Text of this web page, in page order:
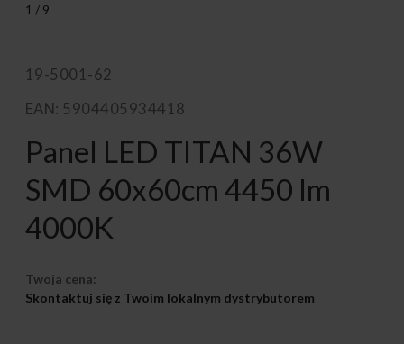
1 / 9
19-5001-62
EAN: 5904405934418
Panel LED TITAN 36W
SMD 60x60cm 4450 lm
4000K
Twoja cena:
Skontaktuj się z Twoim lokalnym dystrybutorem